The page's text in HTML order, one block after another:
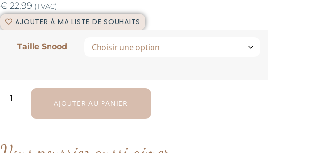
€ 22,99 (TVAC)
AJOUTER À MA LISTE DE SOUHAITS
Taille Snood
AJOUTER AU PANIER